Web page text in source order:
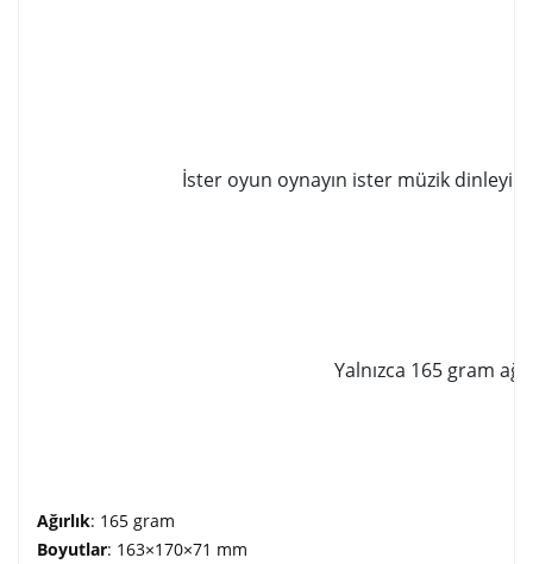
İster oyun oynayın ister müzik
Yalnızca 165 gram
Ağırlık: 165 gram
Boyutlar: 163×170×71 mm